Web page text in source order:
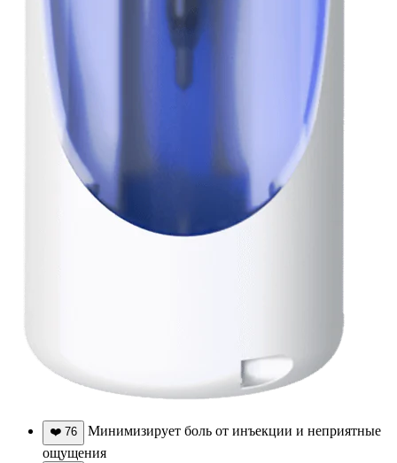
❤️ 76
Минимизирует боль от инъекции и неприятные
ощущения